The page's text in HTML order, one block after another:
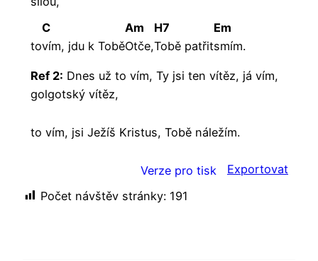
to
C
vím, jdu k Tobě
Am
Otče,
H7
Tobě patřit
Em
smím.
Ref 2: Dnes už to vím, Ty jsi ten vítěz, já vím,
golgotský vítěz,
to vím, jsi Ježíš Kristus, Tobě náležím.
Verze pro tisk
Exportovat
Počet návštěv stránky: 191